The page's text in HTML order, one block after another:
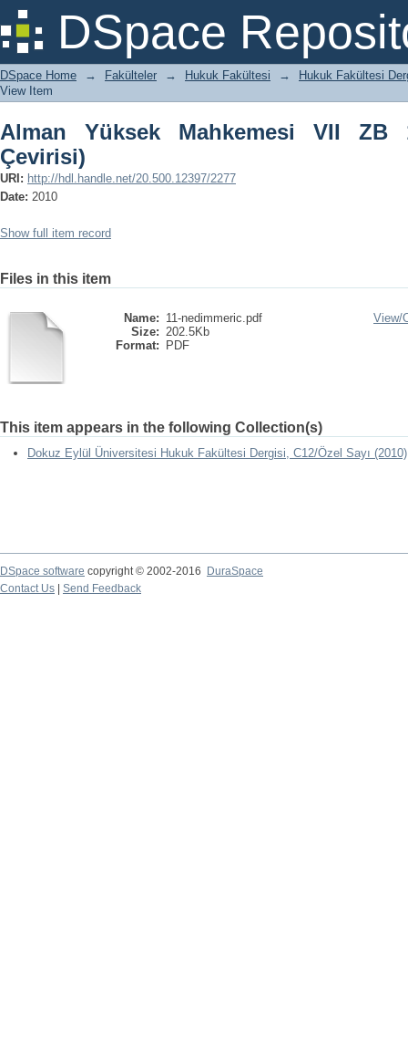
DSpace
Alman Yüksek Mahkemesi VII ZB 17/
DSpace Home → Fakülteler → Hukuk Fakültesi →
Hukuk Fakültesi
View Item
Alman Yüksek Mahkemesi VII ZB
Çevirisi)
URI: http://hdl.handle.net/20.500.12397/2277
Date: 2010
Show full item record
Files in this item
Name: 11-nedimmeric.pdf
Size: 202.5Kb
Format:
PDF
View/
This item appears in the following Collection(s)
Dokuz Eylül Üniversitesi Hukuk Fakültesi Dergisi, C12/Özel Sayı (2010)
DSpace software copyright © 2002-2016
DuraSpace
Contact Us
Send Feedback